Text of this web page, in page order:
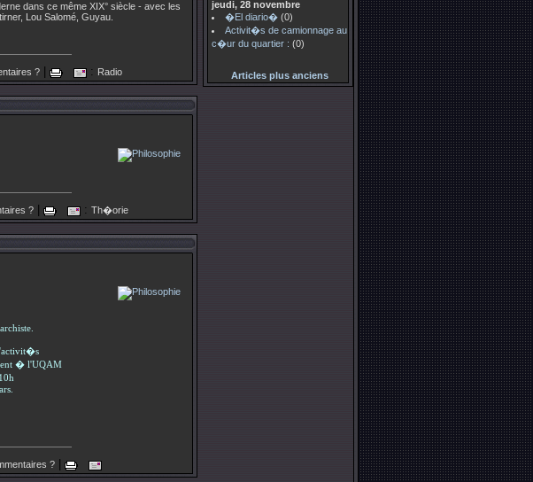
dans ce même XIX° siècle - avec les
Lou Salomé, Guyau.
? : Radio
? : Th�orie
� l'UQAM
?|
jeudi, 28 novembre
�El diario� (0)
Activit�s de camionnage au
c�ur du quartier : (0)
Articles plus anciens